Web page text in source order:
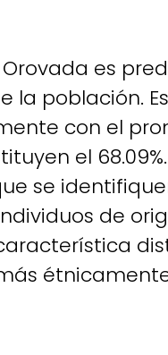
es
la población.
con el
el
se
de